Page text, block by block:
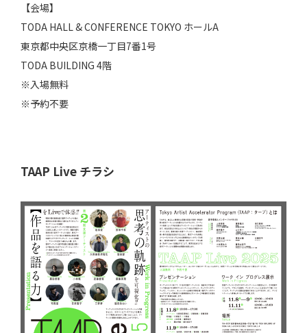
【会場】
TODA HALL & CONFERENCE TOKYO ホールA
東京都中央区京橋一丁目7番1号
TODA BUILDING 4階
※入場無料
※予約不要
TAAP Live チラシ